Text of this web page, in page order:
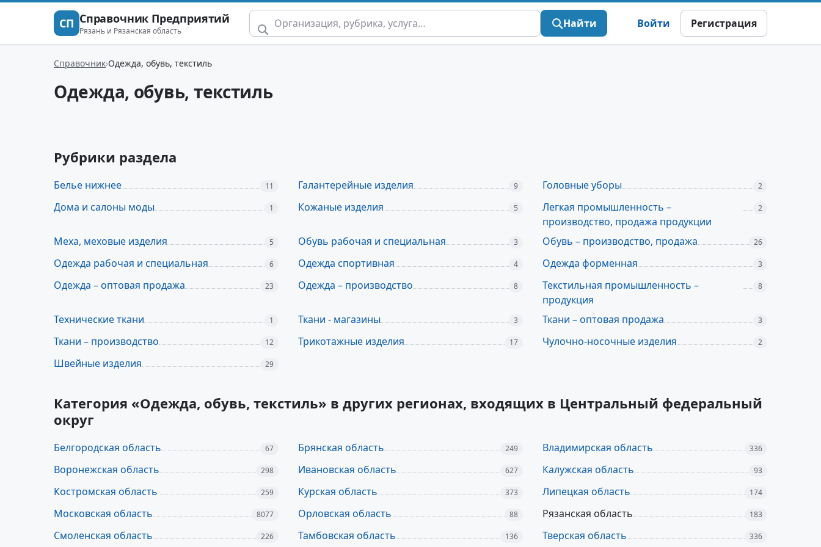
СП Справочник Предприятий
Рязань и Рязанская область
Найти Войти Регистрация
Справочник Одежда, обувь, текстиль
Одежда, обувь, текстиль
Рубрики раздела
Белье нижнее 11 Галантерейные изделия 9 Головные уборы 2
Дома и салоны моды 1 Кожаные изделия 5
Легкая промышленность –
производство, продажа продукции
2
Меха, меховые изделия 5 Обувь рабочая и специальная 3 Обувь – производство, продажа 26
Одежда рабочая и специальная 6 Одежда спортивная 4 Одежда форменная 3
Одежда – оптовая продажа 23 Одежда – производство 8
Текстильная промышленность –
продукция
8
Технические ткани 1 Ткани - магазины 3 Ткани – оптовая продажа 3
Ткани – производство 12 Трикотажные изделия 17 Чулочно-носочные изделия 2
Швейные изделия 29
Категория «Одежда, обувь, текстиль» в других регионах, входящих в Центральный федеральный
округ
Белгородская область 67 Брянская область 249 Владимирская область 336
Воронежская область 298 Ивановская область 627 Калужская область 93
Костромская область 259 Курская область 373 Липецкая область 174
Московская область 8077 Орловская область 88 Рязанская область 183
Смоленская область 226 Тамбовская область 136 Тверская область 336